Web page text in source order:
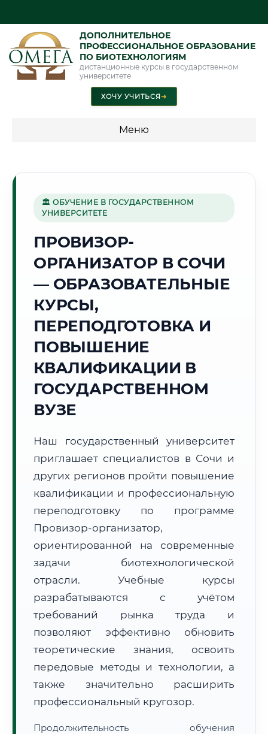
ДОПОЛНИТЕЛЬНОЕ
ПРОФЕССИОНАЛЬНОЕ ОБРАЗОВАНИЕ
ПО БИОТЕХНОЛОГИЯМ
дистанционные курсы в государственном
университете
ХОЧУ УЧИТЬСЯ➜
Меню
🌴
Г. СОЧИ
06:13:22
Понедельник, 10 Августа
2026 г.
Погода в г. Сочи: ☁️ +23°C
🌅 Восход:05:20 🌇 Закат:
📍 Региональная справка
Почтовые индексы:
Часовой пояс:
МСК (UTC+3)
Формат учебы:
Дистанционно
🗺️ Зона обслуживания: г. Сочи
Расчет логистики оригиналов:
• Маршрут транзита:~3 316 км
• Экспресс-доставка СДЭК / Почтой: 5–7 рабочих дней
📜 Документы и аккредитация ФИС ФРДО
Нажмите на документ для увеличения и просмотра
🏛 ОБУЧЕНИЕ В ГОСУДАРСТВЕННОМ
УНИВЕРСИТЕТЕ
ПРОВИЗОР-
ОРГАНИЗАТОР В СОЧИ
— ОБРАЗОВАТЕЛЬНЫЕ
КУРСЫ,
ПЕРЕПОДГОТОВКА И
ПОВЫШЕНИЕ
КВАЛИФИКАЦИИ В
ГОСУДАРСТВЕННОМ
ВУЗЕ
Наш государственный университет
приглашает специалистов в Сочи и
других регионов пройти повышение
квалификации и профессиональную
переподготовку по программе
Провизор-организатор,
ориентированной на современные
задачи биотехнологической
отрасли. Учебные курсы
разрабатываются с учётом
требований рынка труда и
позволяют эффективно обновить
теоретические знания, освоить
передовые методы и технологии, а
также значительно расширить
профессиональный кругозор.
Продолжительность обучения